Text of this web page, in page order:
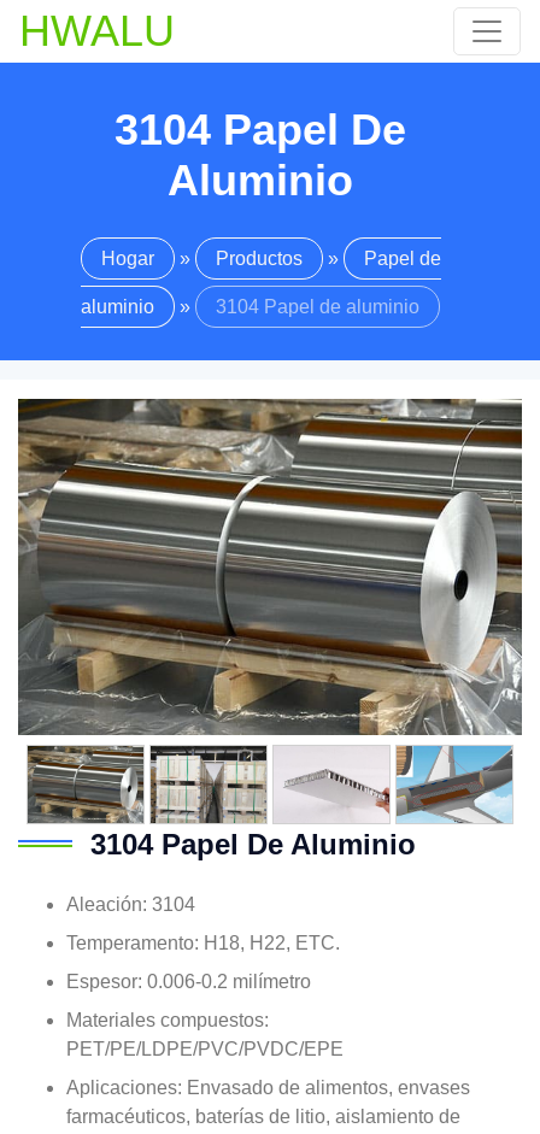
HWALU
3104 Papel De
Aluminio
Hogar » Productos » Papel de
aluminio » 3104 Papel de aluminio
3104 Papel De Aluminio
Aleación: 3104
Temperamento: H18, H22, ETC.
Espesor: 0.006-0.2 milímetro
Materiales compuestos:
PET/PE/LDPE/PVC/PVDC/EPE
Aplicaciones: Envasado de alimentos, envases
farmacéuticos, baterías de litio, aislamiento de